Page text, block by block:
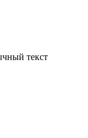
текст